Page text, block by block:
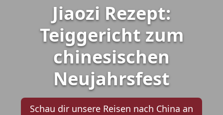
Jiaozi Rezept:
Teiggericht zum
chinesischen
Neujahrsfest
Schau dir unsere Reisen nach China an